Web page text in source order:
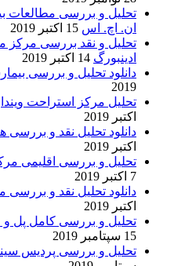
تحلیل و بررسی مطالعات
ان. اچ. اس 15 اکتبر 2019
تحلیل و نقد بررسی
ادینبورگ 14 اکتبر 2019
دانلود تحلیل و بررسی
2019
تحلیل مرکز استراحت
اکتبر 2019
دانلود تحلیل نقد و بررسی
اکتبر 2019
تحلیل و بررسی اقلیمی
7 اکتبر 2019
دانلود تحلیل نقد و
اکتبر 2019
تحلیل و بررسی کامل پل
15 سپتامبر 2019
تحلیل و بررسی پردیس